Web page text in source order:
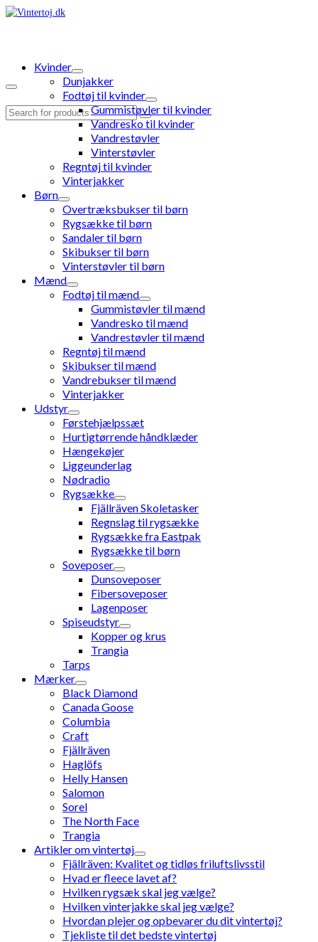
Search
Kvinder
Dunjakker
Fodtøj til kvinder
Gummistøvler til kvinder
Vandresko til kvinder
Vandrestøvler
Vinterstøvler
Regntøj til kvinder
Vinterjakker
Børn
Overtræksbukser til børn
Rygsække til børn
Sandaler til børn
Skibukser til børn
Vinterstøvler til børn
Mænd
Fodtøj til mænd
Gummistøvler til mænd
Vandresko til mænd
Vandrestøvler til mænd
Regntøj til mænd
Skibukser til mænd
Vandrebukser til mænd
Vinterjakker
Udstyr
Førstehjælpssæt
Hurtigtørrende håndklæder
Hængekøjer
Liggeunderlag
Nødradio
Rygsække
Fjällräven Skoletasker
Regnslag til rygsække
Rygsække fra Eastpak
Rygsække til børn
Soveposer
Dunsoveposer
Fibersoveposer
Lagenposer
Spiseudstyr
Kopper og krus
Trangia
Tarps
Mærker
Black Diamond
Canada Goose
Columbia
Craft
Fjällräven
Haglöfs
Helly Hansen
Salomon
Sorel
The North Face
Trangia
Artikler om vintertøj
Fjällräven: Kvalitet og tidløs friluftslivsstil
Hvad er fleece lavet af?
Hvilken rygsæk skal jeg vælge?
Hvilken vinterjakke skal jeg vælge?
Hvordan plejer og opbevarer du dit vintertøj?
Tjekliste til det bedste vintertøj